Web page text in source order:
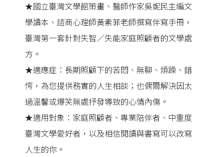
★國立臺灣文學館策畫、醫師作家吳妮民主編文
學讀本、諮商心理師黃素菲老師撰寫伴寫手冊，
臺灣第一套針對失智／失能家庭照顧者的文學處
方。
★適應症：長期照顧下的苦悶、無聊、煩躁、錯
愕，為您提供務實的人生相談；也偶爾解決因太
過溫馨或爆笑無處抒發導致的心情內傷。
★適用對象：家庭照顧者、專業陪伴者、中重度
臺灣文學愛好者，以及相信閱讀與書寫可以改寫
人生的你。